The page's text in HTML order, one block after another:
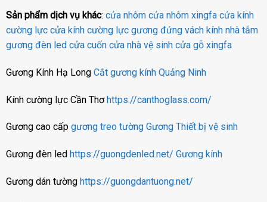
Sản phẩm dịch vụ khác: cửa nhôm cửa nhôm xingfa cửa kính
cường lực cửa kính cường lực gương đứng vách kính nhà tắm
gương đèn led cửa cuốn cửa nhà vệ sinh cửa gỗ xingfa
Gương Kính Hạ Long Cắt gương kính Quảng Ninh
Kính cường lực Cần Thơhttps://canthoglass.com/
Gương cao cấp gương treo tường Gương Thiết bị vệ sinh
Gương đèn led https://guongdenled.net/ Gương kính
Gương dán tường https://guongdantuong.net/